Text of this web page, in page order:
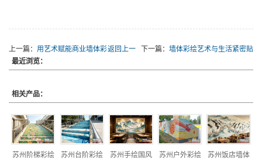
上一篇： 用艺术赋能商业墙体彩
绘
返回上一 下一篇： 墙体彩绘艺术与生活紧密贴
最近浏览：
相关产品：
苏州阶梯彩绘 苏州台阶彩绘
苏州手绘国风
苏州户外彩绘
苏州饭店墙体